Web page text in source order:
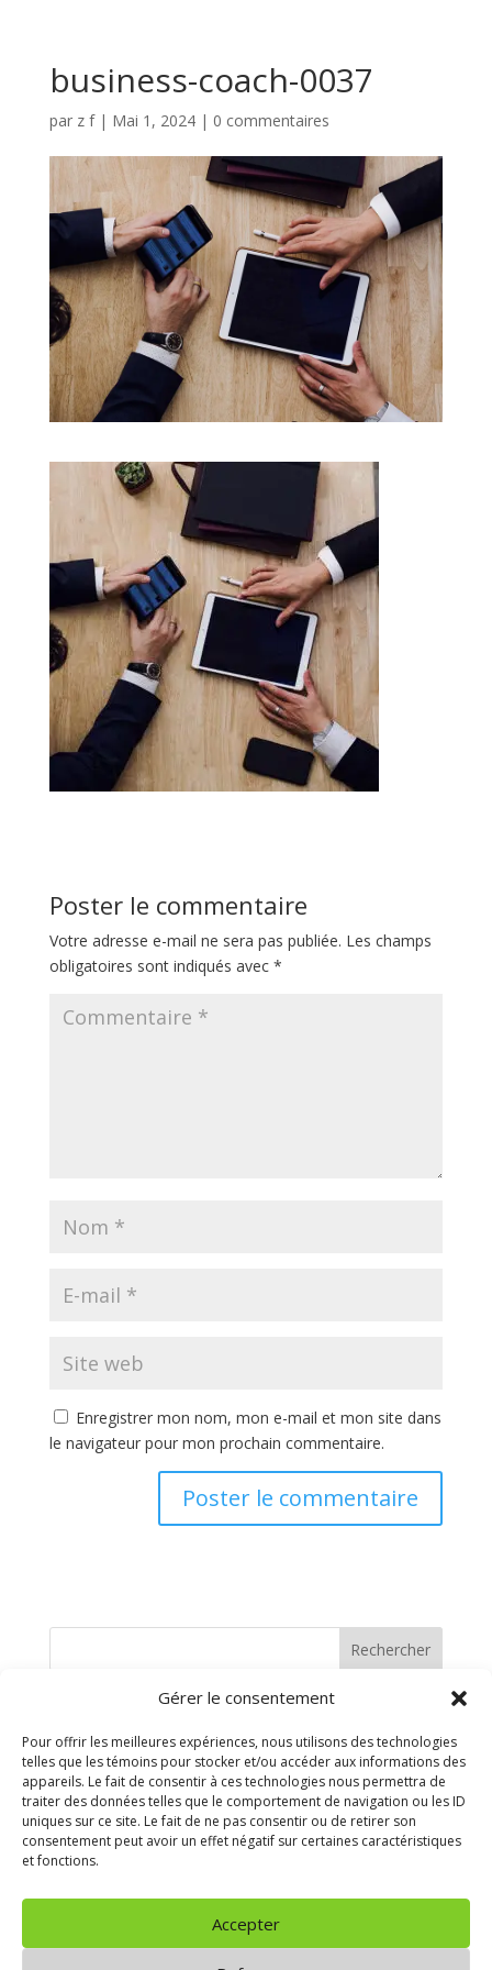
Gérer le consentement
Pour offrir les meilleures expériences, nous utilisons des technologies
telles que les témoins pour stocker et/ou accéder aux informations des
appareils. Le fait de consentir à ces technologies nous permettra de
traiter des données telles que le comportement de navigation ou les ID
uniques sur ce site. Le fait de ne pas consentir ou de retirer son
consentement peut avoir un effet négatif sur certaines caractéristiques
et fonctions.
Accepter
business-coach-0037
par z f| Mai 1, 2024| 0 commentaires
Poster le commentaire
Votre adresse e-mail ne sera pas publiée. Les champs
obligatoires sont indiqués avec *
Enregistrer mon nom, mon e-mail et mon site dans
le navigateur pour mon prochain commentaire.
Rechercher
Recent Comments
Aucun commentaire à afficher.
Archives
Aucune archive à afficher.